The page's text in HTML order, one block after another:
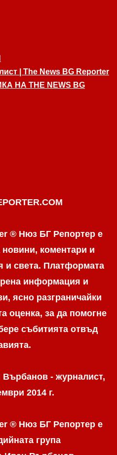
| The News BG Reporter
НА THE NEWS BG
® Нюз БГ Репортер е
коментари и
и света. Платформата
информация и
ясно разграничaйки
оценка, за да помогне
събитията отвъд
- журналист,
2014 г.
® Нюз БГ Репортере
група